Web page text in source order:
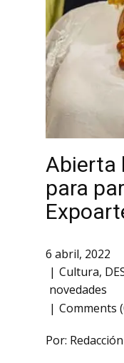
Abierta
para
6 abril, 2022
Cultura,
novedades
Comments
Por: Redacción